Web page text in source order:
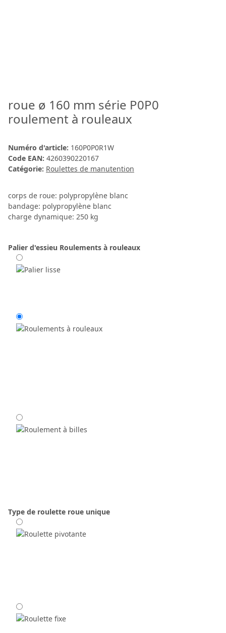
roue ø 160 mm série P0P0
roulement à rouleaux
Numéro d'article: 160P0P0R1W
Code EAN: 4260390220167
Catégorie: Roulettes de manutention
corps de roue: polypropylène blanc
bandage: polypropylène blanc
charge dynamique: 250 kg
Palier d'essieu Roulements à rouleaux
Type de roulette roue unique